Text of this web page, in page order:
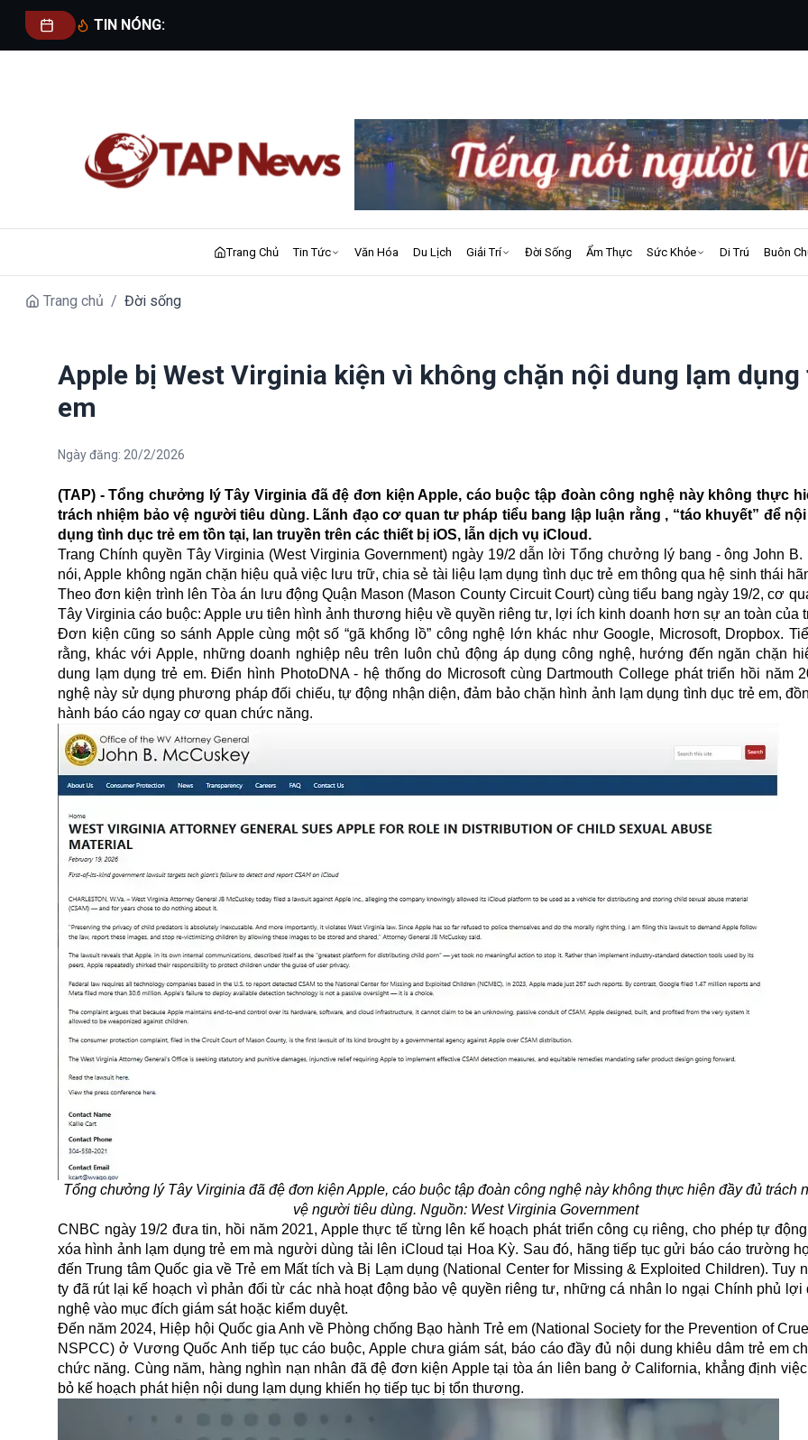
TIN NÓNG:
Trang Chủ Tin Tức Văn Hóa Du Lịch Giải Trí Đời Sống Ẩm Thực Sức Khỏe Di Trú Buôn
Trang chủ / Đời sống
Apple bị West Virginia kiện vì không chặn nội dung lạm dụng
em
Ngày đăng: 20/2/2026
(TAP) - Tổng chưởng lý Tây Virginia đã đệ đơn kiện Apple, cáo buộc tập đoàn công nghệ này không thực
trách nhiệm bảo vệ người tiêu dùng. Lãnh đạo cơ quan tư pháp tiểu bang lập luận rằng , “táo khuyết” để
dụng tình dục trẻ em tồn tại, lan truyền trên các thiết bị iOS, lẫn dịch vụ iCloud.
Trang Chính quyền Tây Virginia (West Virginia Government) ngày 19/2 dẫn lời Tổng chưởng lý bang - ông John B.
nói, Apple không ngăn chặn hiệu quả việc lưu trữ, chia sẻ tài liệu lạm dụng tình dục trẻ em thông qua hệ sinh thái
Theo đơn kiện trình lên Tòa án lưu động Quận Mason (Mason County Circuit Court) cùng tiểu bang ngày 19/2, cơ
Tây Virginia cáo buộc: Apple ưu tiên hình ảnh thương hiệu về quyền riêng tư, lợi ích kinh doanh hơn sự an toàn của
Đơn kiện cũng so sánh Applecùng một số “gã khổng lồ” công nghệ lớn khác như Google, Microsoft, Dropbox.
rằng, khác với Apple, những doanh nghiệp nêu trên luôn chủ động áp dụng công nghệ, hướng đến ngăn chặn
dung lạm dụng trẻ em. Điển hình PhotoDNA - hệ thống do Microsoft cùng Dartmouth College phát triển hồi năm
nghệ này sử dụng phương pháp đối chiếu, tự động nhận diện, đảm bảo chặn hình ảnh lạm dụng tình dục trẻ em,
hành báo cáo ngay cơ quan chức năng.
Tổng chưởng lý Tây Virginia đã đệ đơn kiện Apple, cáo buộc tập đoàn công nghệ này không thực hiện đầy đủ trách
vệ người tiêu dùng. Nguồn: West Virginia Government
CNBC ngày 19/2 đưa tin, hồi năm 2021, Apple thực tế từng lên kế hoạch phát triển công cụ riêng, cho phép tự
xóa hình ảnh lạm dụng trẻ em mà người dùng tải lên iCloud tại Hoa Kỳ. Sau đó, hãng tiếp tục gửi báo cáo trường
đến Trung tâm Quốc gia về Trẻ em Mất tích và Bị Lạm dụng (National Center for Missing & Exploited Children). Tuy
ty đã rút lại kế hoạch vì phản đối từ các nhà hoạt động bảo vệ quyền riêng tư, những cá nhân lo ngại Chính phủ lợi
nghệ vào mục đích giám sát hoặc kiểm duyệt.
Đến năm 2024, Hiệp hội Quốc gia Anh về Phòng chống Bạo hành Trẻ em (National Society for the Prevention of
NSPCC) ở Vương Quốc Anh tiếp tục cáo buộc, Apple chưa giám sát, báo cáo đầy đủ nội dung khiêu dâm trẻ em
chức năng. Cùng năm, hàng nghìn nạn nhân đã đệ đơn kiện Apple tại tòa án liên bang ở California, khẳng định
bỏ kế hoạch phát hiện nội dung lạm dụng khiến họ tiếp tục bị tổn thương.